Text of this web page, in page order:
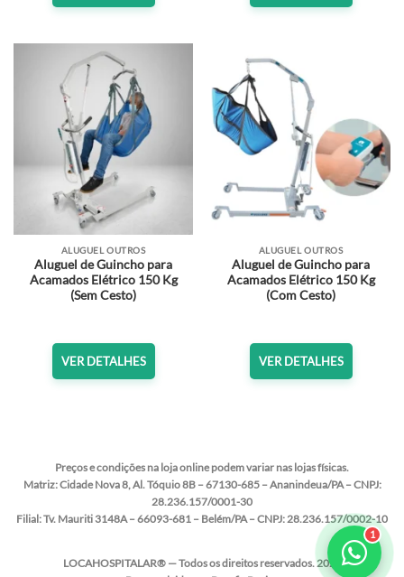
ALUGUEL OUTROS
Aluguel de Guincho para
Acamados Elétrico 150 Kg
(Sem Cesto)
VER DETALHES
ALUGUEL OUTROS
Aluguel de Guincho para
Acamados Elétrico 150 Kg
(Com Cesto)
VER DETALHES
Preços e condições na loja online podem variar nas lojas físicas.
Matriz:Cidade Nova 8, Al. Tóquio 8B – 67130-685 – Ananindeua/PA – CNPJ:
28.236.157/0001-30
Filial:Tv. Mauriti 3148A – 66093-681 – Belém/PA – CNPJ: 28.236.157/0002-10
LOCAHOSPITALAR® — Todos os direitos reservados. 2020